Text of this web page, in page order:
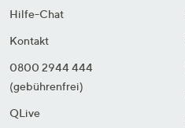
Hilfe-Chat
Kontakt
0800 2944 444
(gebührenfrei)
QLive